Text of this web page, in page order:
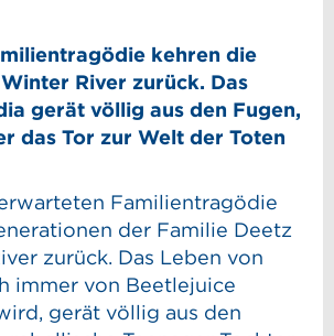
kehren die
River zurück. Das
gerät völlig aus den Fugen,
das Tor zur Welt der Toten
Familientragödie
der Familie Deetz
zurück. Das Leben von
immer von Beetlejuice
gerät völlig aus den